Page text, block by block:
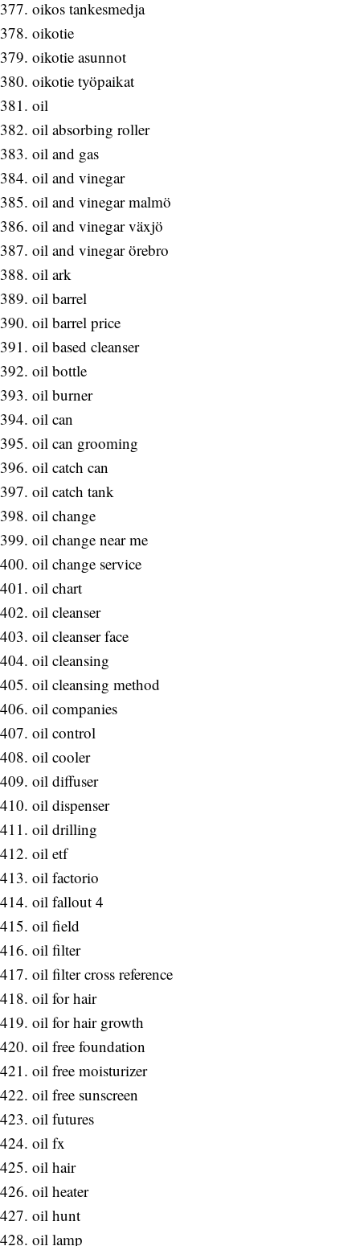
oikos tankesmedja
oikotie
oikotie asunnot
oikotie työpaikat
oil
oil absorbing roller
oil and gas
oil and vinegar
oil and vinegar malmö
oil and vinegar växjö
oil and vinegar örebro
oil ark
oil barrel
oil barrel price
oil based cleanser
oil bottle
oil burner
oil can
oil can grooming
oil catch can
oil catch tank
oil change
oil change near me
oil change service
oil chart
oil cleanser
oil cleanser face
oil cleansing
oil cleansing method
oil companies
oil control
oil cooler
oil diffuser
oil dispenser
oil drilling
oil etf
oil factorio
oil fallout 4
oil field
oil filter
oil filter cross reference
oil for hair
oil for hair growth
oil free foundation
oil free moisturizer
oil free sunscreen
oil futures
oil fx
oil hair
oil heater
oil hunt
oil lamp